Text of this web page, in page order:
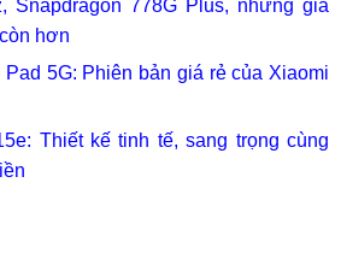
Snapdragon 778G Plus, nhưng giá
hơn
5G: Phiên bản giá rẻ của Xiaomi
Thiết kế tinh tế, sang trọng cùng